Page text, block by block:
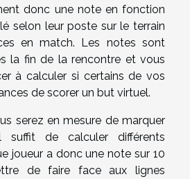
donc une note en fonction
selon leur poste sur le terrain
en match. Les notes sont
la fin de la rencontre et vous
à calculer si certains de vos
de scorer un but virtuel.
serez en mesure de marquer
de calculer différents
joueur a donc une note sur 10
de faire face aux lignes